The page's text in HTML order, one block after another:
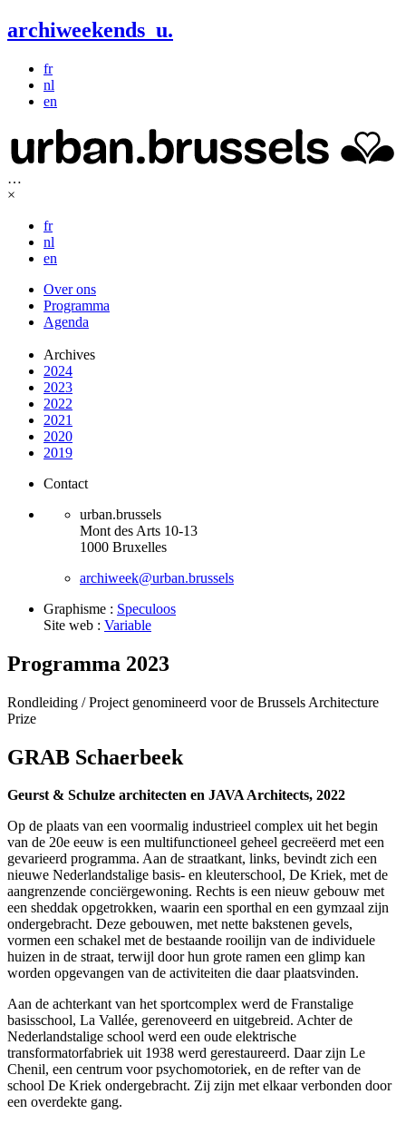
archiweekends u.
fr
nl
en
…
×
fr
nl
en
Over ons
Programma
Agenda
Archives
2024
2023
2022
2021
2020
2019
Contact
urban.brussels
Mont des Arts 10-13
1000 Bruxelles
archiweek@urban.brussels
Graphisme : Speculoos
Site web : Variable
Programma 2023
Rondleiding /Project genomineerd voor de Brussels Architecture
Prize
GRAB Schaerbeek
Geurst & Schulze architecten en JAVA Architects, 2022
Op de plaats van een voormalig industrieel complex uit het begin
van de 20e eeuw is een multifunctioneel geheel gecreëerd met een
gevarieerd programma. Aan de straatkant, links, bevindt zich een
nieuwe Nederlandstalige basis- en kleuterschool, De Kriek, met de
aangrenzende conciërgewoning. Rechts is een nieuw gebouw met
een sheddak opgetrokken, waarin een sporthal en een gymzaal zijn
ondergebracht. Deze gebouwen, met nette bakstenen gevels,
vormen een schakel met de bestaande rooilijn van de individuele
huizen in de straat, terwijl door hun grote ramen een glimp kan
worden opgevangen van de activiteiten die daar plaatsvinden.
Aan de achterkant van het sportcomplex werd de Franstalige
basisschool, La Vallée, gerenoveerd en uitgebreid. Achter de
Nederlandstalige school werd een oude elektrische
transformatorfabriek uit 1938 werd gerestaureerd. Daar zijn Le
Chenil, een centrum voor psychomotoriek, en de refter van de
school De Kriek ondergebracht. Zij zijn met elkaar verbonden door
een overdekte gang.